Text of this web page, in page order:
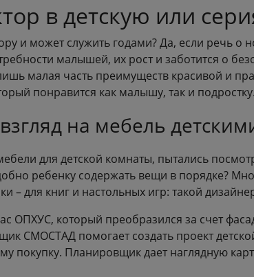
в детскую или
и может служить годами? Да, если речь о
малышей, их рост и заботится о
малая часть преимуществ красивой и
понравится как малышу, так и подростку.
на мебель
для детской комнаты, пытались
ребенку содержать вещи в порядке?
– для книг и настольных игр: такой
ОПХУС, который преобразился за счет
СМОСТАД помогает создать проект
покупку. Планировщик дает наглядную